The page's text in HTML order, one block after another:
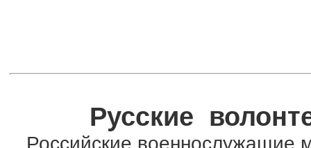
Русские
Российские военнослужащие